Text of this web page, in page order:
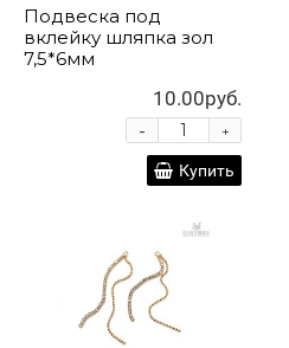
Подвеска под
вклейку шляпка зол
7,5*6мм
10.00руб.
+
-
Купить